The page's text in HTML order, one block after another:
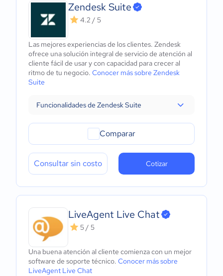
Zendesk Suite
4.2 / 5
Las mejores experiencias de los clientes. Zendesk
ofrece una solución integral de servicio de atención al
cliente fácil de usar y con capacidad para crecer al
ritmo de tu negocio. Conocer más sobre Zendesk
Suite
Funcionalidades de Zendesk Suite
Comparar
Consultar sin costo Cotizar
LiveAgent Live Chat
5 / 5
Una buena atención al cliente comienza con un mejor
software de soporte técnico. Conocer más sobre
LiveAgent Live Chat